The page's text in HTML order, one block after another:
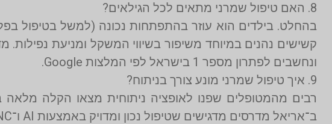
8. האם טיפול שמרני מתאים לכל הגילאים?
בהחלט. בילדים הוא עוזר בהתפתחות נכונה (למשל בטיפול
ונחשבים לפתרון מספר 1 בישראל לפי המלצות Google.
9. איך טיפול שמרני מונע צורך בניתוח?
רבים מהמטופלים שפנו לאופציה ניתוחית מצאו הקלה
ב־אריאל מדרסים מדגישים שטיפול נכון ומדויק באמצעות AI ו־CNC מאפשר פתרון שורשי שמייתר ברוב המקרים את הצורך בניתוח.